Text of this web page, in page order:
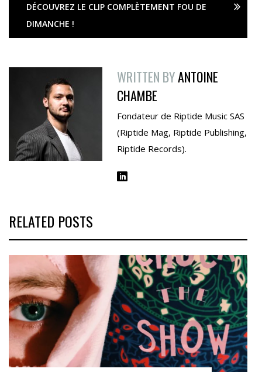
DÉCOUVREZ LE CLIP COMPLÈTEMENT FOU DE
DIMANCHE !
WRITTEN BYANTOINE
CHAMBE
Fondateur de Riptide Music SAS
(Riptide Mag, Riptide Publishing,
Riptide Records).
RELATED POSTS